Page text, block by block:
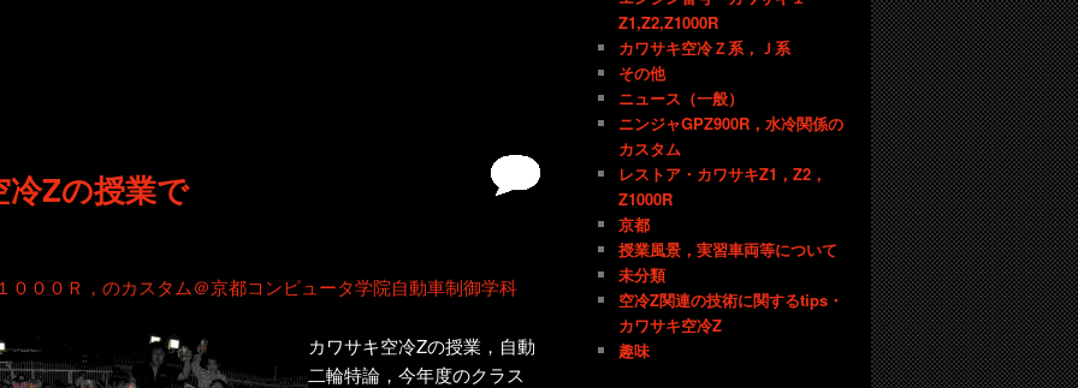
Zの授業で
００Ｒ，のカスタム＠京都コンピュータ学院自動車制御学科
カワサキ空冷Zの授業，自動
二輪特論，今年度のクラス
Z1,Z2,Z1000R
カワサキ空冷Ｚ系，Ｊ系
その他
ニュース（一般）
ニンジャGPZ900R，水冷関係の
カスタム
レストア・カワサキZ1，Z2，
Z1000R
京都
授業風景，実習車両等について
未分類
空冷Z関連の技術に関するtips・
カワサキ空冷Z
趣味